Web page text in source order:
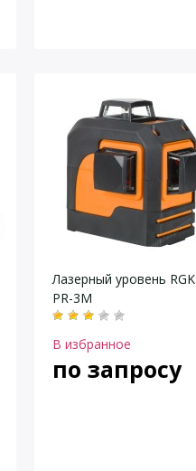
Лазерный уровень RGK
PR-3M
В избранное
по запросу